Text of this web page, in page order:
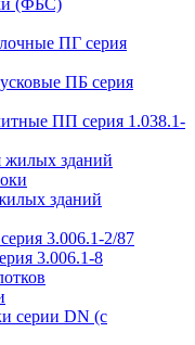
(ФБС)
ПГ серия
ПБ серия
ПП серия 1.038.1-
жилых зданий
зданий
3.006.1-2/87
3.006.1-8
серии DN (с